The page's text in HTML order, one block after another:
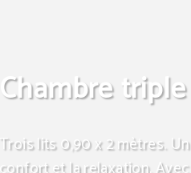
Chambre
Trois lits 0,90 x 2 mètres.